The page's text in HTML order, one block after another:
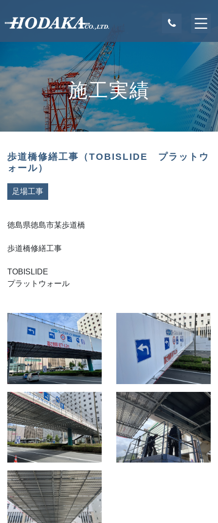
施工実績
歩道橋修繕工事（TOBISLIDE プラットウ
ォール）
足場工事
徳島県徳島市某歩道橋
歩道橋修繕工事
TOBISLIDE
プラットウォール